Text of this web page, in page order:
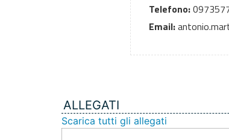
Telefono:
Email:
ALLEGATI
Scarica tutti gli allegati